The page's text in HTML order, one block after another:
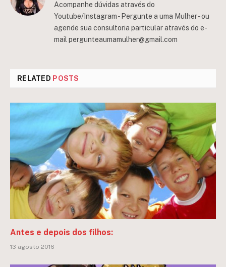
Acompanhe dúvidas através do
Youtube/Instagram - Pergunte a uma Mulher - ou
agende sua consultoria particular através do e-
mailpergunteaumamulher@gmail.com
RELATED POSTS
Antes e depois dos filhos:
13 agosto 2016